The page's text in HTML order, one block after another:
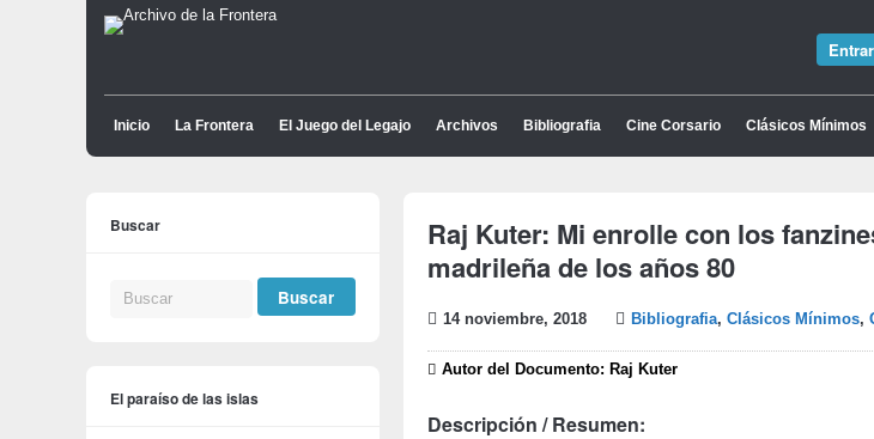
Entrar
Inicio La Frontera El Juego del Legajo Archivos Bibliografia Cine Corsario Clásicos Mínimos
Raj Kuter: Mi enrolle con los
madrileña de los años 80
14 noviembre, 2018 Bibliografia, Clásicos Mínimos,
Autor del Documento: Raj Kuter
Descripción / Resumen:
Buscar
El paraíso de las islas